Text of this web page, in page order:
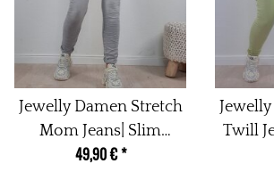
Jewelly Damen Stretch
Mom Jeans| Slim
Boyfriend Style| Zipper
49,90 €*
Twill
Hose